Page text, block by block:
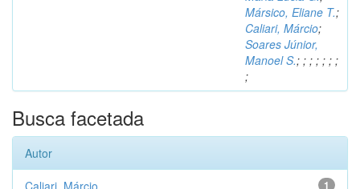
Mársico, Eliane T.;
Caliari, Márcio;
Soares Júnior,
Manoel S.; ; ; ; ; ; ;
;
Busca facetada
Autor
1